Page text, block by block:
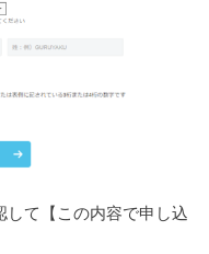
て【この内容で申し込